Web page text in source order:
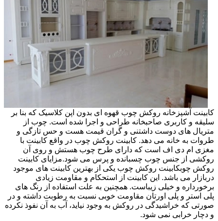
کابینت آشپزخانه روکش چوب قهوه ای بدون اپن کلاسیک که بنا بر
سلیقه و کاربری صاحبخانه طراحی و اجرا شده است. چوب از
متریال های دوست داشتنی و گران قیمت هست و حس تازگی و
طروات به خانه می دهد. کابینت روکش چوب در واقع کابینت با
مغزی ام دی اف است که دارای طرح چوب هستش و روی آن
روکشی از جنس چوب چسبانده و پرس می شود.مزایای کابینت
روکش چوبکابینت روکش چوب یکی از بهترین کابینت های موجود
دربازار می باشد. این کابینت از استحکام و مقاومت زیادی
برخورداره و خیلی زیباست. همچنین به علت استفاده از رنگ های
پلی استر و پلی اورتان مقاومت خوبی نسبت به رطوبت داشته و در
صورتی که خراشیدگی در روکش به وجود نیاید، آب به آن نفوذ نکرده
و دچار خرابی نمی شود.